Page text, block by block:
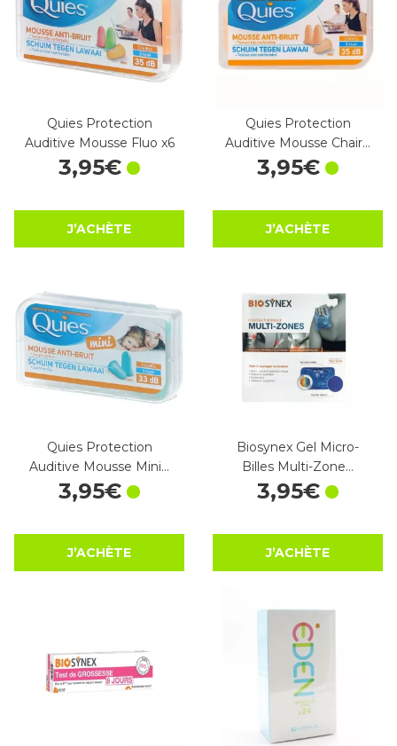
Quies Protection
Auditive Mousse Fluo x6
3,95€
J’ACHÈTE
Quies Protection
Auditive Mousse Chair…
3,95€
J’ACHÈTE
Quies Protection
Auditive Mousse Mini…
3,95€
J’ACHÈTE
Biosynex Gel Micro-
Billes Multi-Zone…
3,95€
J’ACHÈTE